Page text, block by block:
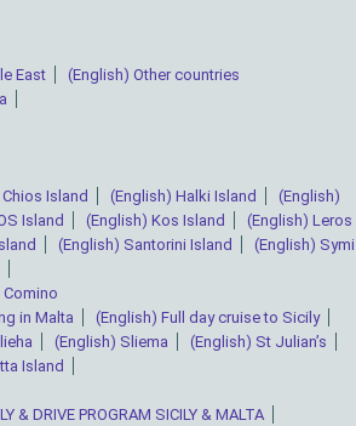
East
(English) Other countries
Island (English) Halki Island
(English)
Island (English) Kos Island
(English) Leros
(English) Santorini Island
(English) Symi
in Malta
(English) Full day cruise to Sicily
(English) Sliema
(English) St Julian’s
Island
& DRIVE PROGRAM SICILY & MALTA